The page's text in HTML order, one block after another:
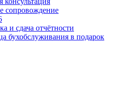
сопровождение
и сдача отчётности
бухобслуживания в подарок